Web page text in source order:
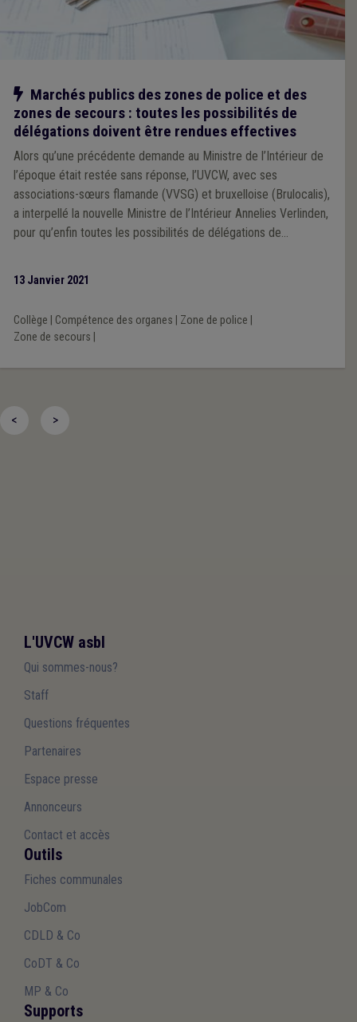
Notre action
Marchés publics des zones de police et des
zones de secours : toutes les possibilités de
délégations doivent être rendues effectives
Alors qu’une précédente demande au Ministre de l’Intérieur de
l’époque était restée sans réponse, l’UVCW, avec ses
associations-sœurs flamande (VVSG) et bruxelloise (Brulocalis),
a interpellé la nouvelle Ministre de l’Intérieur Annelies Verlinden,
pour qu’enfin toutes les possibilités de délégations de
13 Janvier 2021
Collège Compétence des organes Zone de police
Zone de secours
< >
L'UVCW asbl
Qui sommes-nous?
Staff
Questions fréquentes
Partenaires
Espace presse
Annonceurs
Contact et accès
Outils
Fiches communales
JobCom
CDLD & Co
CoDT & Co
MP & Co
Supports